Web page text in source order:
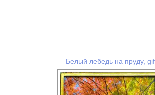
Белый лебедь на пруду, gif